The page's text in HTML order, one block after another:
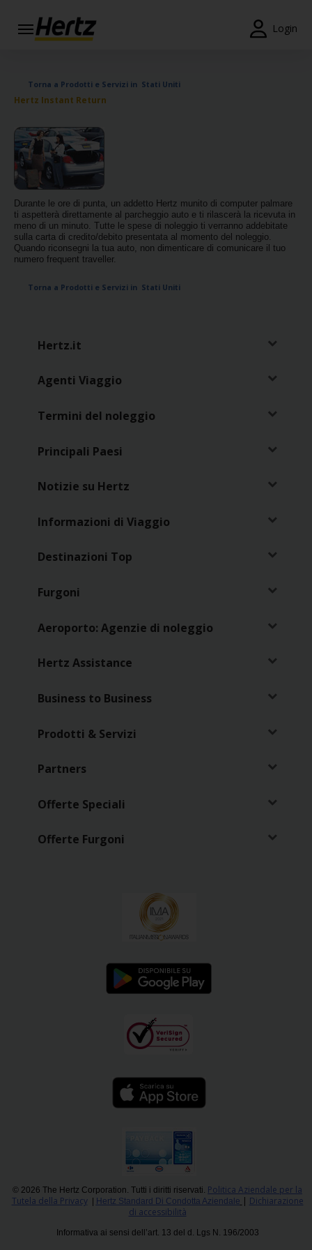
Login
Menu
Modifica/Cancella
Agenzie
Offerte
Speciali
Iscriviti
Gratis
IT/IT
Noleggio
Noleggio
Furgoni
Noleggio
Flotta
Usato
Prodotti
Customer
Service
Torna a Prodotti e Servizi in Stati Uniti
Hertz Instant Return
Durante le ore di punta, un addetto Hertz munito di computer palmare
ti aspetterà direttamente al parcheggio auto e ti rilascerà la ricevuta in
meno di un minuto. Tutte le spese di noleggio ti verranno addebitate
sulla carta di credito/debito presentata al momento del noleggio.
Quando riconsegni la tua auto, non dimenticare di comunicare il tuo
numero frequent traveller.
Torna a Prodotti e Servizi in Stati Uniti
Hertz.it
Agenti Viaggio
Termini del noleggio
Principali Paesi
Notizie su Hertz
Informazioni di Viaggio
Destinazioni Top
Furgoni
Aeroporto: Agenzie di noleggio
Hertz Assistance
Business to Business
Prodotti & Servizi
Partners
Offerte Speciali
Offerte Furgoni
© 2026 The Hertz Corporation. Tutti i diritti riservati. Politica Aziendale per la
Tutela della Privacy | Hertz Standard Di Condotta Aziendale | Dichiarazione
di accessibilità
Informativa ai sensi dell’art. 13 del d. Lgs N. 196/2003